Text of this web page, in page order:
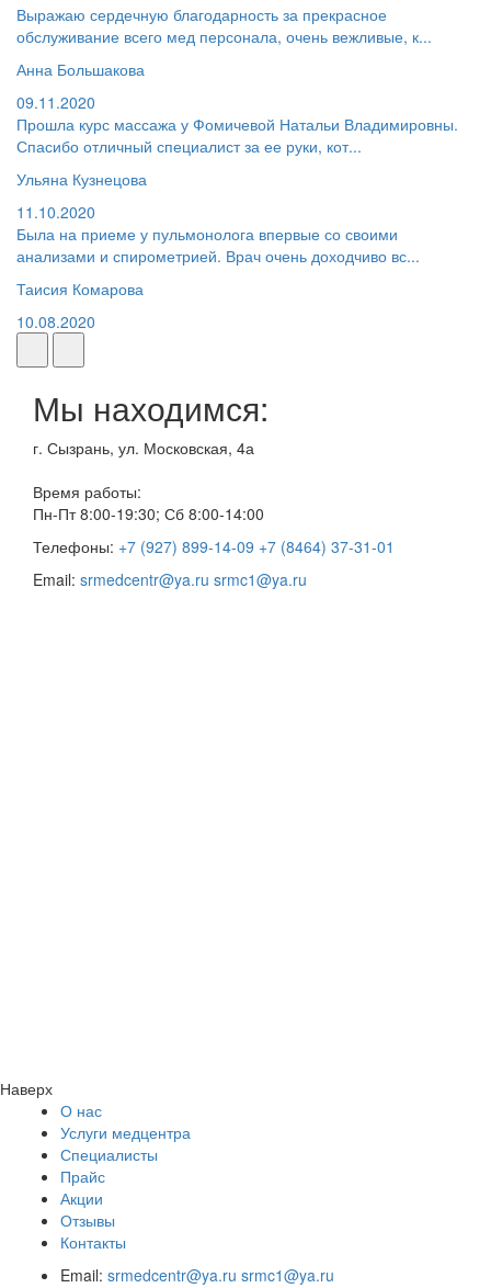
Выражаю сердечную благодарность за прекрасное
обслуживание всего мед персонала, очень вежливые, к...
Анна Большакова
09.11.2020
Прошла курс массажа у Фомичевой Натальи Владимировны.
Спасибо отличный специалист за ее руки, кот...
Ульяна Кузнецова
11.10.2020
Была на приеме у пульмонолога впервые со своими
анализами и спирометрией. Врач очень доходчиво вс...
Таисия Комарова
10.08.2020
Мы находимся:
г. Сызрань, ул. Московская, 4а
Время работы:
Пн-Пт 8:00-19:30; Сб 8:00-14:00
Телефоны: +7 (927) 899-14-09 +7 (8464) 37-31-01
Email: srmedcentr@ya.ru srmc1@ya.ru
Наверх
О нас
Услуги медцентра
Специалисты
Прайс
Акции
Отзывы
Контакты
Email: srmedcentr@ya.ru srmc1@ya.ru